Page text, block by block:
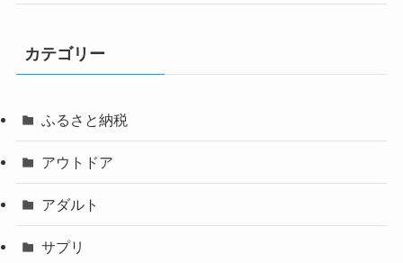
カテゴリー
ふるさと納税
アウトドア
アダルト
サプリ